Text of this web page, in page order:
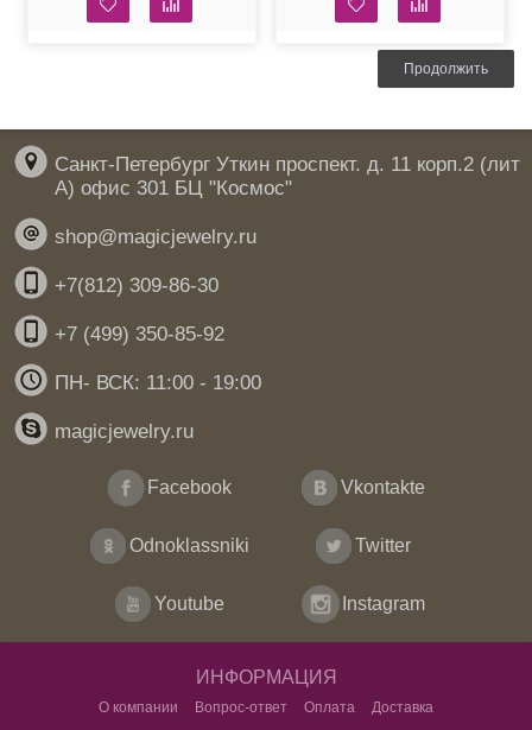
Swarovski
Продолжить
Санкт-Петербург Уткин проспект. д. 11 корп.2 (лит
А) офис 301 БЦ "Космос"
shop@magicjewelry.ru
+7(812) 309-86-30
+7 (499) 350-85-92
ПН- ВСК: 11:00 - 19:00
magicjewelry.ru
Facebook Vkontakte
Odnoklassniki Twitter
Youtube Instagram
ИНФОРМАЦИЯ
О компании Вопрос-ответ Оплата Доставка